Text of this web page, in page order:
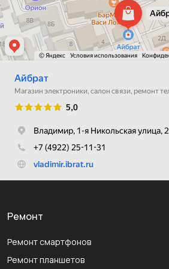
Ремонт
Ремонт смартфонов
Ремонт планшетов